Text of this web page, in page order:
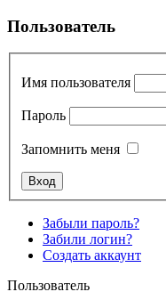
Пользователь
Имя пользователя
Пароль
Запомнить меня
Забыли пароль?
Забили логин?
Создать аккаунт
Пользователь